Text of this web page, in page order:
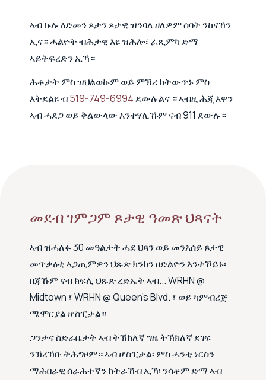
ኣብ ኩሉ ዕድመን ጾታን ጾታዊ ዝንባለ ዘለዎም ሰባት ንከናኸን
ኢና። ሓልዮት ብሕታዊ እዩ ዝሕሎ፣ ፈጺምካ ድማ
ኣይትፍረድን ኢኻ።
ሕቶታት ምስ ዝህልወኩም ወይ ምኽሪ ክትውጥኑ ምስ
እትደልዩ ብ519-749-6994ደውሉልና ። ኣብዚ ሕጂ እዋን
ኣብ ሓደጋ ወይ ቅልውላው እንተሃሊኹም ናብ 911 ደውሉ።
መደብ ገምጋም ጾታዊ ዓመጽ ህጻናት
ኣብ ዝሓለፉ 30 መዓልታት ሓደ ህጻን ወይ መንእሰይ ጾታዊ
መጥቃዕቲ ኣጋጢምዎን ህጹጽ ክንክን ዘድልዮን እንተኾይኑ፡
በጃኹም ናብ ክፍሊ ህጹጽ ረድኤት ኣብ... WRHN @
Midtown ፣ WRHN @ Queen’s Blvd. ፣ ወይ ካምብሪጅ
ሜሞርያል ሆስፒታል።
ጋንታና ስድራቤታት ኣብ ትኽክለኛ ግዜ ትኽክለኛ ደገፍ
ንኽረኽቡ ትሕግዞም። ኣብ ሆስፒታል፡ ምስ ሓንቲ ነርስን
ማሕበራዊ ሰራሕተኛን ክትራኸብ ኢኻ፡ ንሳቶም ድማ ኣብ